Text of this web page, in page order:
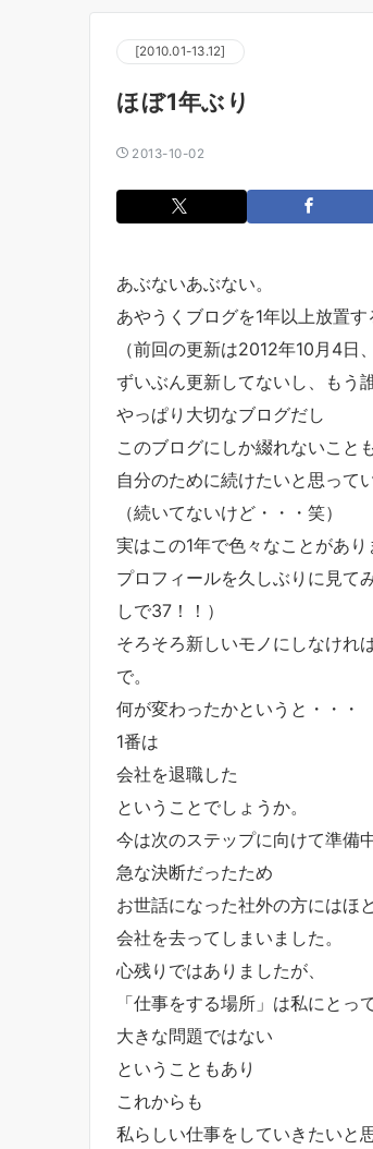
[2010.01-13.12]
ほぼ1年ぶり
2013-10-02
あぶないあぶない。
あやうくブログを1年以上放置す
（前回の更新は2012年10月4日
ずいぶん更新してないし、もう
やっぱり大切なブログだし
このブログにしか綴れないこと
自分のために続けたいと思って
（続いてないけど・・・笑）
実はこの1年で色々なことがあり
プロフィールを久しぶりに見て
しで37！！）
そろそろ新しいモノにしなけれ
で。
何が変わったかというと・・・
1番は
会社を退職した
ということでしょうか。
今は次のステップに向けて準備中
急な決断だったため
お世話になった社外の方にはほ
会社を去ってしまいました。
心残りではありましたが、
「仕事をする場所」は私にとっ
大きな問題ではない
ということもあり
これからも
私らしい仕事をしていきたいと